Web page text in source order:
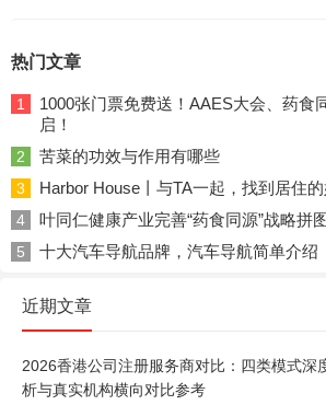
热门文章
1
1000张门票免费送！AAES大会、药食
启！
2 苦菜的功效与作用有哪些
3 Harbor House丨与TA一起，找到居住
4 叶同仁健康产业完善“药食同源”战略拼
5 十大汽车导航品牌，汽车导航简单介绍
近期文章
2026香港公司注册服务商对比：四类模式深
析与真实机构横向对比参考